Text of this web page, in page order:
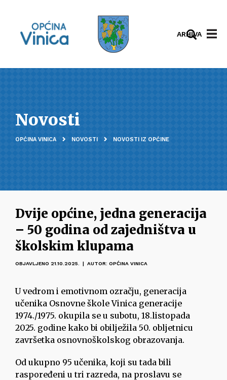
ARHIVA
Novosti
OPĆINA VINICA NOVOSTI NOVOSTI IZ OPĆINE
Dvije općine, jedna generacija
– 50 godina od zajedništva u
školskim klupama
OBJAVLJENO 21.10.2025. | AUTOR: OPĆINA VINICA
U vedrom i emotivnom ozračju, generacija
učenika Osnovne škole Vinica generacije
1974./1975. okupila se u subotu, 18.listopada
2025. godine kako bi obilježila 50. obljetnicu
završetka osnovnoškolskog obrazovanja.
Od ukupno 95 učenika, koji su tada bili
raspoređeni u tri razreda, na proslavu se